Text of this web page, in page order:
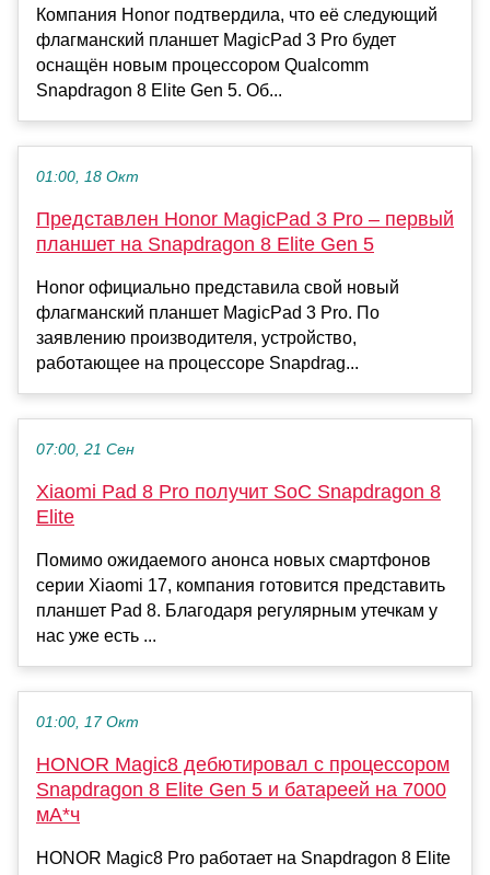
Компания Honor подтвердила, что её следующий
флагманский планшет MagicPad 3 Pro будет
оснащён новым процессором Qualcomm
Snapdragon 8 Elite Gen 5. Об...
01:00, 18 Окт
Представлен Honor MagicPad 3 Pro – первый
планшет на Snapdragon 8 Elite Gen 5
Honor официально представила свой новый
флагманский планшет MagicPad 3 Pro. По
заявлению производителя, устройство,
работающее на процессоре Snapdrag...
07:00, 21 Сен
Xiaomi Pad 8 Pro получит SoC Snapdragon 8
Elite
Помимо ожидаемого анонса новых смартфонов
серии Xiaomi 17, компания готовится представить
планшет Pad 8. Благодаря регулярным утечкам у
нас уже есть ...
01:00, 17 Окт
HONOR Magic8 дебютировал с процессором
Snapdragon 8 Elite Gen 5 и батареей на 7000
мА*ч
HONOR Magic8 Pro работает на Snapdragon 8 Elite